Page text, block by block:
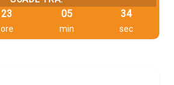
23
ore
05
min
33
sec